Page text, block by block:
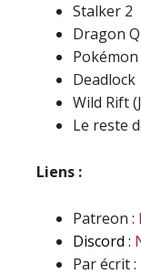
Stalker 2
Dragon
Pokémon
Deadlock
Wild Rift
Le reste
Liens :
Patreon :
Discord :
Par écrit :